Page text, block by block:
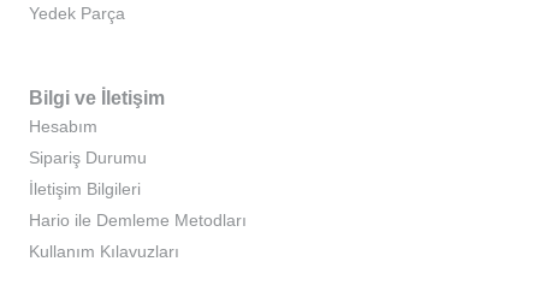
Yedek Parça
Bilgi ve İletişim
Hesabım
Sipariş Durumu
İletişim Bilgileri
Hario ile Demleme Metodları
Kullanım Kılavuzları